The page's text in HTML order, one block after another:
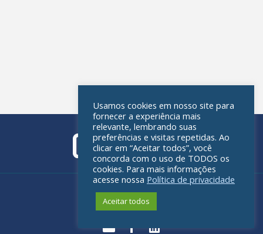
Política de privacidade
Usamos cookies em nosso site para
fornecer a experiência mais
relevante, lembrando suas
preferências e visitas repetidas. Ao
clicar em “Aceitar todos”, você
concorda com o uso de TODOS os
cookies. Para mais informações
acesse nossa Política de privacidade
Aceitar todos